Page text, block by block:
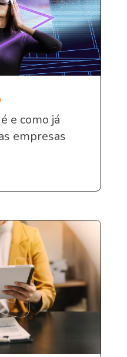
e como já
empresas